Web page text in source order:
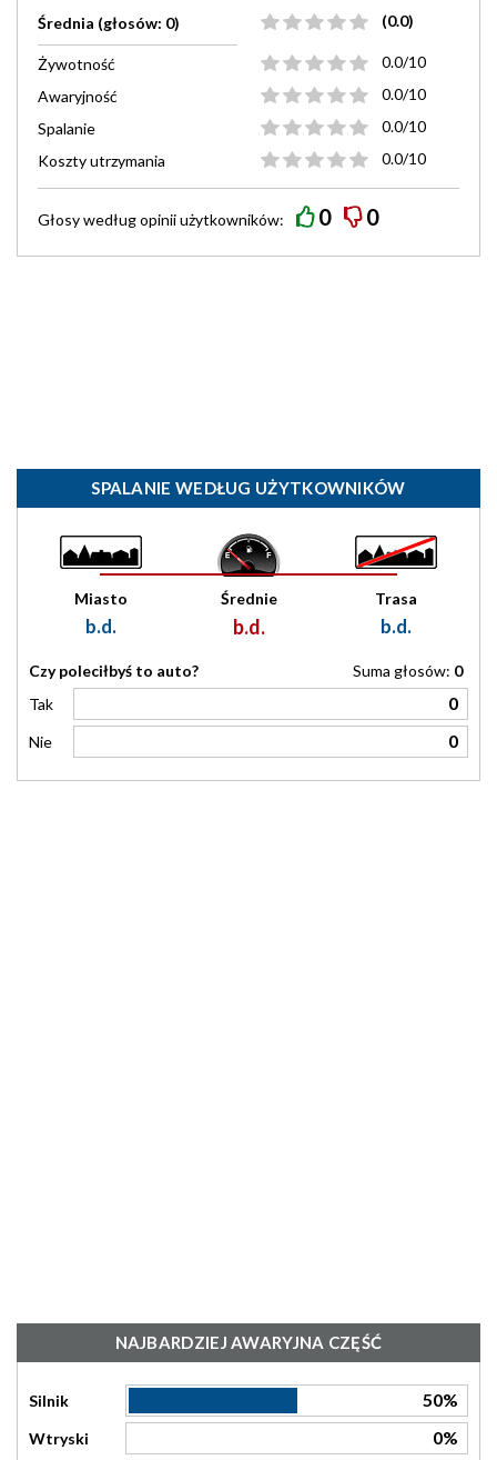
Średnia (głosów: 0) (0.0)
Żywotność
0.0/10
Awaryjność
0.0/10
Spalanie
0.0/10
Koszty utrzymania
0.0/10
Głosy wedługopiniiużytkowników: 0 0
SPALANIE WEDŁUG UŻYTKOWNIKÓW
Miasto
b.d.
Średnie
b.d.
Trasa
b.d.
Czy poleciłbyś to auto? Suma głosów: 0
Tak
0
Nie 0
NAJBARDZIEJ AWARYJNA CZĘŚĆ
Silnik 50%
Wtryski 0%